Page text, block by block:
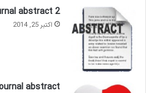
abstract 2
اکتبر 25, 2014
abstract